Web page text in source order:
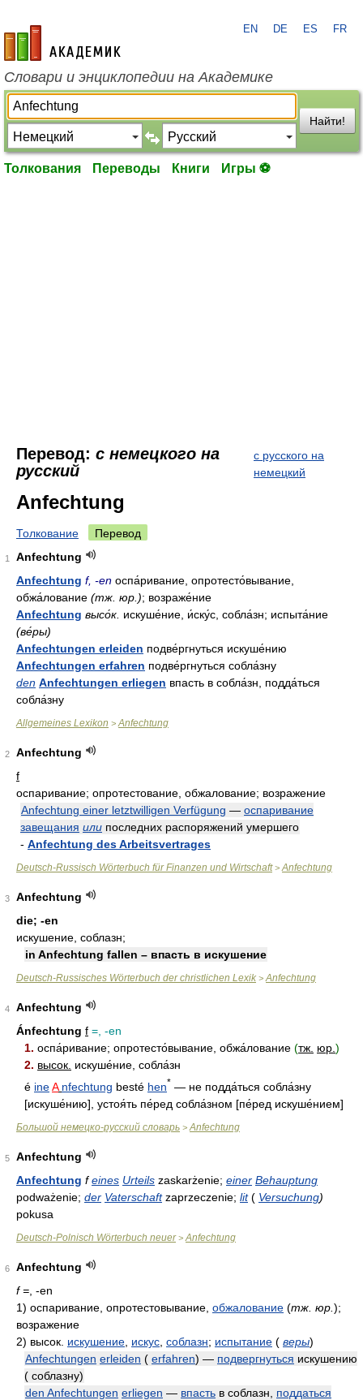
academic.ru
EN DE ES FR
Словари и энциклопедии на Академике
Найти!
Толкования Переводы Книги Игры ⚽
Перевод: с немецкого на
русский
с русского на
немецкий
Anfechtung
Толкование Перевод
1
Anfechtung
Anfechtung f, -en оспа́ривание, опротесто́вывание,
обжа́лование (тж. юр.); возраже́ние
Anfechtung высо́к. искуше́ние, и́ску́с, собла́зн; испыта́ние
(ве́ры)
Anfechtungen erleiden подве́ргнуться искуше́нию
Anfechtungen erfahren подве́ргнуться собла́зну
den Anfechtungen erliegen впасть в собла́зн, подда́ться
собла́зну
Allgemeines Lexikon > Anfechtung
2
Anfechtung
f
оспаривание; опротестование, обжалование; возражение
Anfechtung einer letztwilligen Verfügung — оспаривание
завещания или последних распоряжений умершего
- Anfechtung des Arbeitsvertrages
Deutsch-Russisch Wörterbuch für Finanzen und Wirtschaft> Anfechtung
3
Anfechtung
die; -en
искушение, соблазн;
in Anfechtung fallen – впасть в искушение
Deutsch-Russisches Wörterbuch der christlichen Lexik > Anfechtung
4
Anfechtung
Ánfechtung f =, -en
1. оспа́ривание; опротесто́вывание, обжа́лование (тж. юр. )
2. высок. искуше́ние, собла́зн
é ineA nfechtung besté hen* — не подда́ться собла́зну
[искуше́нию], устоя́ть пе́ред собла́зном [пе́ред искуше́нием]
Большой немецко-русский словарь > Anfechtung
5
Anfechtung
Anfechtung f eines Urteils zaskarżenie; einer Behauptung
podważenie; der Vaterschaftzaprzeczenie; lit( Versuchung)
pokusa
Deutsch-Polnisch Wörterbuch neuer> Anfechtung
6
Anfechtung
f = , -en
1) оспаривание, опротестовывание, обжалование (тж. юр. );
возражение
2) высок. искушение искус соблазн; испытание ( веры)
Anfechtungen erleiden ( erfahren) — подвергнуться искушению
( соблазну)
den Anfechtungen erliegen — впасть в соблазн, поддаться